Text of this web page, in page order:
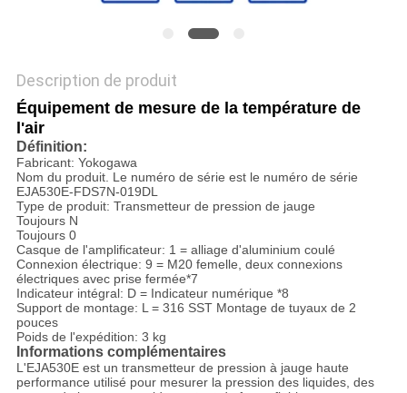
POLITIQUE
DE
CONFIDENTIALITÉ
Description de produit
Équipement de mesure de la température de
l'air
Définition:
Fabricant: Yokogawa
Nom du produit. Le numéro de série est le numéro de série
EJA530E-FDS7N-019DL
Type de produit: Transmetteur de pression de jauge
Toujours N
Toujours 0
Casque de l'amplificateur: 1 = alliage d'aluminium coulé
Connexion électrique: 9 = M20 femelle, deux connexions
électriques avec prise fermée*7
Indicateur intégral: D = Indicateur numérique *8
Support de montage: L = 316 SST Montage de tuyaux de 2
pouces
Poids de l'expédition: 3 kg
Informations complémentaires
L'EJA530E est un transmetteur de pression à jauge haute
performance utilisé pour mesurer la pression des liquides, des